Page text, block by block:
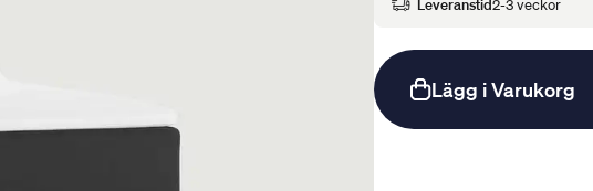
Leveranstid2-3 veckor
Lägg i Varukorg